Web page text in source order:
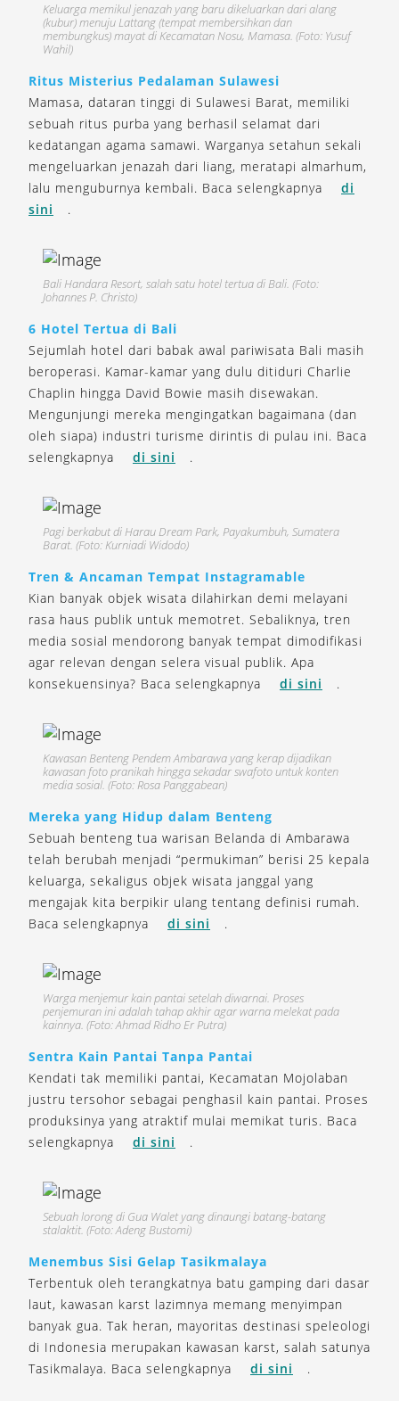
Keluarga memikul jenazah yang baru dikeluarkan dari alang
(kubur) menuju Lattang (tempat membersihkan dan
membungkus) mayat di Kecamatan Nosu, Mamasa. (Foto: Yusuf
Wahil)
Ritus Misterius Pedalaman Sulawesi
Mamasa, dataran tinggi di Sulawesi Barat, memiliki
sebuah ritus purba yang berhasil selamat dari
kedatangan agama samawi. Warganya setahun sekali
mengeluarkan jenazah dari liang, meratapi almarhum,
lalu menguburnya kembali. Baca selengkapnya
di
sini
.
Bali Handara Resort, salah satu hotel tertua di Bali. (Foto:
Johannes P. Christo)
6 Hotel Tertua di Bali
Sejumlah hotel dari babak awal pariwisata Bali masih
beroperasi. Kamar-kamar yang dulu ditiduri Charlie
Chaplin hingga David Bowie masih disewakan.
Mengunjungi mereka mengingatkan bagaimana (dan
oleh siapa) industri turisme dirintis di pulau ini. Baca
selengkapnya
di sini .
Pagi berkabut di Harau Dream Park, Payakumbuh, Sumatera
Barat. (Foto: Kurniadi Widodo)
Tren & Ancaman Tempat Instagramable
Kian banyak objek wisata dilahirkan demi melayani
rasa haus publik untuk memotret. Sebaliknya, tren
media sosial mendorong banyak tempat dimodifikasi
agar relevan dengan selera visual publik. Apa
konsekuensinya? Baca selengkapnya
di sini .
Kawasan Benteng Pendem Ambarawa yang kerap dijadikan
kawasan foto pranikah hingga sekadar swafoto untuk konten
media sosial. (Foto: Rosa Panggabean)
Mereka yang Hidup dalam Benteng
Sebuah benteng tua warisan Belanda di Ambarawa
telah berubah menjadi “permukiman” berisi 25 kepala
keluarga, sekaligus objek wisata janggal yang
mengajak kita berpikir ulang tentang definisi rumah.
Baca selengkapnya
di sini .
Warga menjemur kain pantai setelah diwarnai. Proses
penjemuran ini adalah tahap akhir agar warna melekat pada
kainnya. (Foto: Ahmad Ridho Er Putra)
Sentra Kain Pantai Tanpa Pantai
Kendati tak memiliki pantai, Kecamatan Mojolaban
justru tersohor sebagai penghasil kain pantai. Proses
produksinya yang atraktif mulai memikat turis. Baca
selengkapnya
di sini .
Sebuah lorong di Gua Walet yang dinaungi batang-batang
stalaktit. (Foto: Adeng Bustomi)
Menembus Sisi Gelap Tasikmalaya
Terbentuk oleh terangkatnya batu gamping dari dasar
laut, kawasan karst lazimnya memang menyimpan
banyak gua. Tak heran, mayoritas destinasi speleologi
di Indonesia merupakan kawasan karst, salah satunya
Tasikmalaya. Baca selengkapnya
di sini .